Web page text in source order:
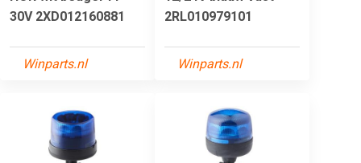
30V 2XD012160881
Winparts.nl
2RL010979101
Winparts.nl